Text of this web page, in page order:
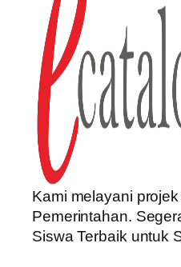
Kami melayani
Pemerintahan.
Siswa Terbaik untuk